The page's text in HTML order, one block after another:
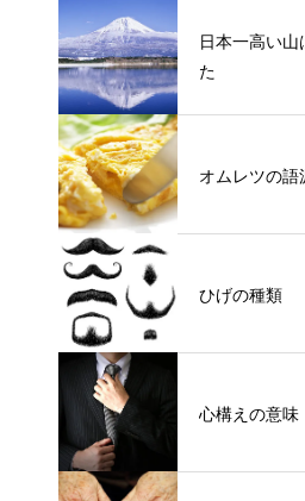
日本一高い山
た
オムレツの語
ひげの種類
心構えの意味